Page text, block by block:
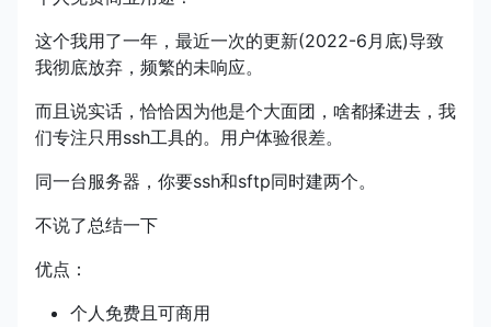
这个我用了一年，最近一次的更新(2022-6月底)导致
我彻底放弃，频繁的未响应。
而且说实话，恰恰因为他是个大面团，啥都揉进去，我
们专注只用ssh工具的。用户体验很差。
同一台服务器，你要ssh和sftp同时建两个。
不说了总结一下
优点：
个人免费且可商用